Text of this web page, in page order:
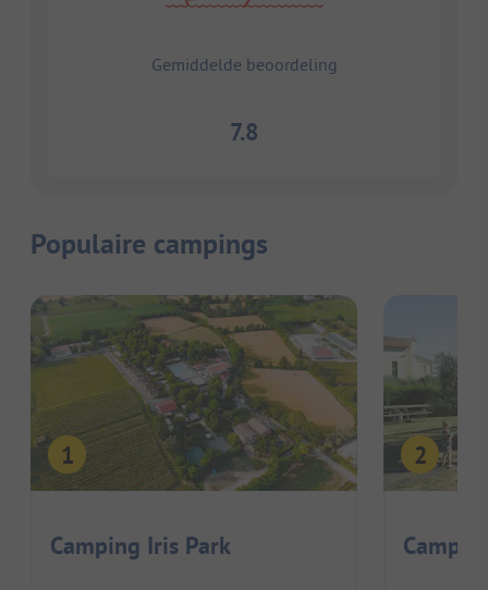
Gemiddelde beoordeling
7.8
Populaire campings
Camping Iris Park